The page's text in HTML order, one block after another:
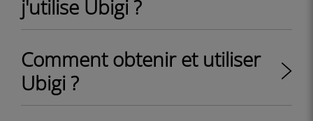
j'utilise Ubigi ?
Comment obtenir et utiliser
Ubigi ?